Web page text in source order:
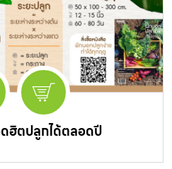
ฮิตปลูกได้ตลอดปี